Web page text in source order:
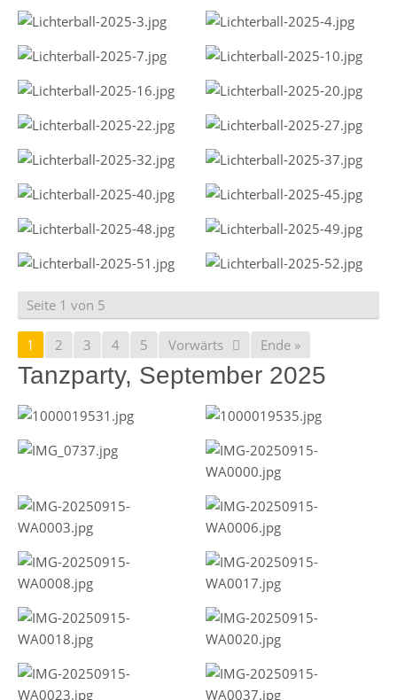
Seite 1 von 5
1 2 3 4 5 Vorwärts Ende »
Tanzparty, September 2025